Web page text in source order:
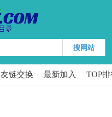
搜网站
友链交换 最新加入 TOP